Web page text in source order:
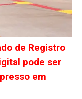
de Registro
pode ser
em